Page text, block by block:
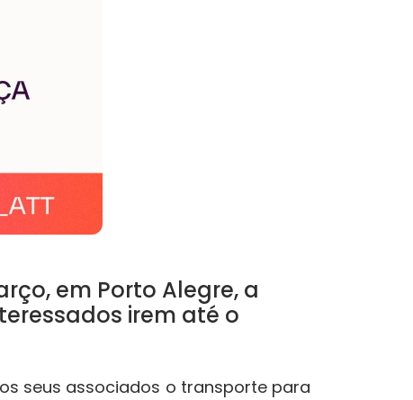
em Porto Alegre, a
irem até o
seus associados o transporte para